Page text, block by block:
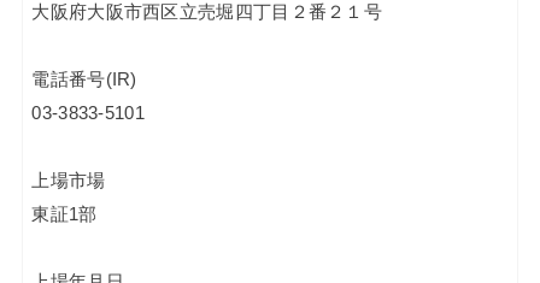
大阪府大阪市西区立売堀四丁目２番２１号
電話番号(IR)
03-3833-5101
上場市場
東証1部